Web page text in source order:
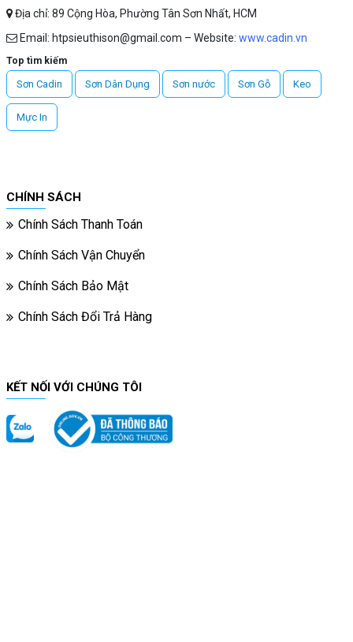
Địa chỉ: 89 Cộng Hòa, Phường Tân Sơn Nhất, HCM
Email: htpsieuthison@gmail.com – Website: www.cadin.vn
Top tìm kiếm
Sơn Cadin
Sơn Dân Dụng Sơn nước Sơn Gỗ Keo
Mực In
CHÍNH SÁCH
Chính Sách Thanh Toán
Chính Sách Vận Chuyển
Chính Sách Bảo Mật
Chính Sách Đổi Trả Hàng
KẾT NỐI VỚI CHÚNG TÔI